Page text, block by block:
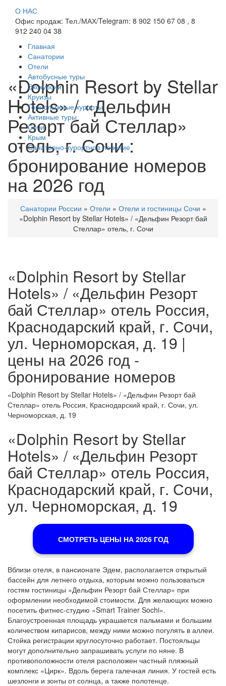
О НАС
Офис продаж: Тел./МАХ/Telegram: 8 902 150 67 08 , 8
912 240 04 38
Главная
Санатории
Отели
Автобусные туры
Экскурсии
Круизы
Горнолыжные курорты
Активные туры
Сочи
Крым
Санаторно-курортное лечение
«Dolphin Resort by Stellar
Hotels» / «Дельфин
Резорт бай Стеллар»
отель, г. Сочи :
бронирование номеров
на 2026 год
Санатории России » Отели » Отели и гостиницы Сочи »
«Dolphin Resort by Stellar Hotels» / «Дельфин Резорт бай
Стеллар» отель, г. Сочи
«Dolphin Resort by Stellar
Hotels» / «Дельфин Резорт
бай Стеллар» отель Россия,
Краснодарский край, г. Сочи,
ул. Черноморская, д. 19 |
цены на 2026 год -
бронирование номеров
«Dolphin Resort by Stellar Hotels» / «Дельфин Резорт бай
Стеллар» отель Россия, Краснодарский край, г. Сочи, ул.
Черноморская, д. 19
«Dolphin Resort by Stellar
Hotels» / «Дельфин Резорт
бай Стеллар» отель Россия,
Краснодарский край, г. Сочи,
ул. Черноморская, д. 19
СМОТРЕТЬ ЦЕНЫ НА 2026 ГОД
Вблизи отеля, в пансионате Эдем, располагается открытый
бассейн для летнего отдыха, которым можно пользоваться
гостям гостиницы «Дельфин Резорт бай Стеллар» при
оформлении необходимой стоимости. Для желающих можно
посетить фитнес-студию «Smart Trainer Sochi».
Благоустроенная площадь украшается пальмами и большим
количеством кипарисов, между ними можно погулять в аллеи.
Стойка регистрации круглосуточно работает. Постояльцы
могут дополнительно запрашивать услуги по няне. В
противоположности отеля расположен частный пляжный
комплекс «Цирк». Вдоль берега галечная линия. У гостей есть
шезлонги и зонты от солнца, а также полотенце.